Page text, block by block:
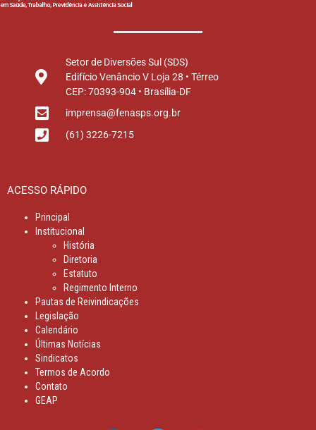
Setor de Diversões Sul (SDS)
Edifício Venâncio V Loja 28 • Térreo
CEP: 70393-904 • Brasília-DF
imprensa@fenasps.org.br
(61) 3226-7215
ACESSO RÁPIDO
Principal
Institucional
História
Diretoria
Estatuto
Regimento Interno
Pautas de Reivindicações
Legislação
Calendário
Últimas Notícias
Sindicatos
Termos de Acordo
Contato
GEAP